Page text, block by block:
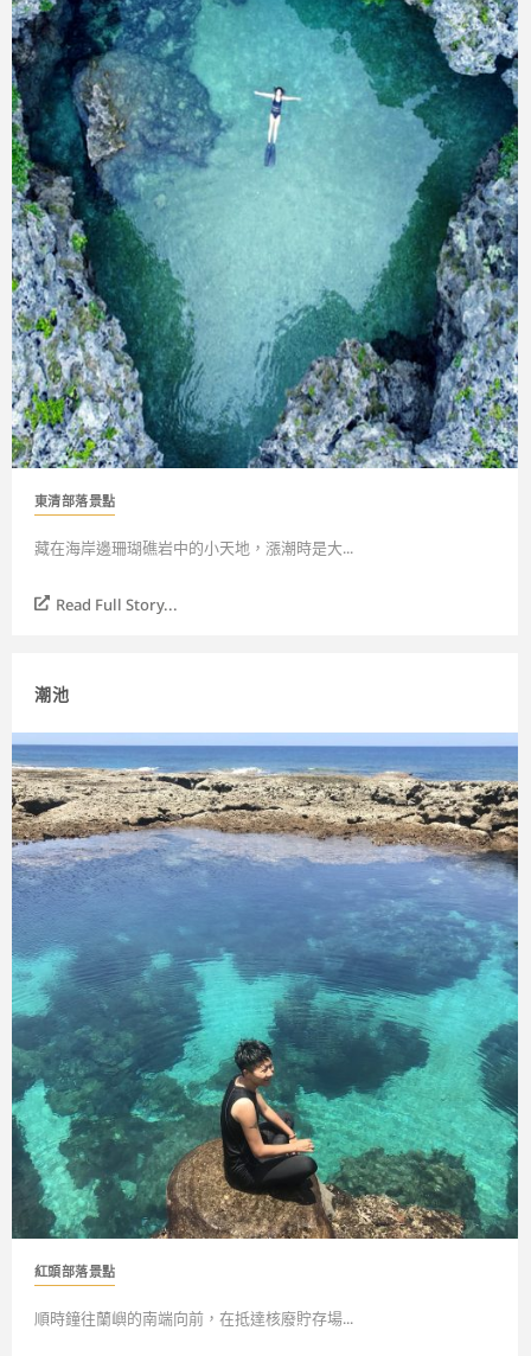
東清部落景點
藏在海岸邊珊瑚礁岩中的小天地，漲潮時是大...
Read Full Story...
潮池
紅頭部落景點
順時鐘往蘭嶼的南端向前，在抵達核廢貯存場...